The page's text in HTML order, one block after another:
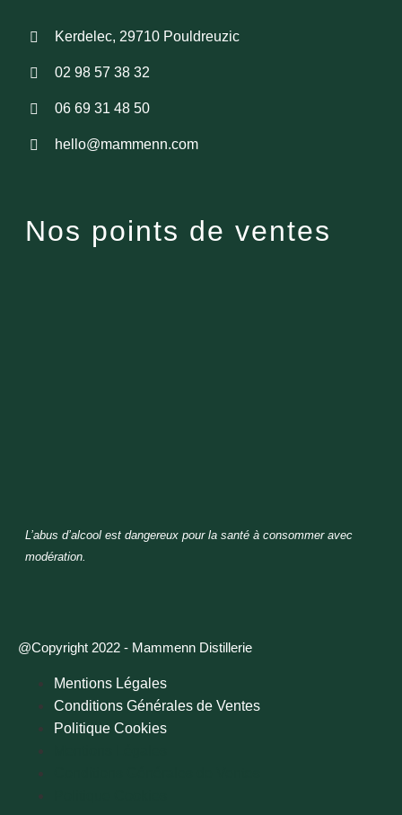
Kerdelec, 29710 Pouldreuzic
02 98 57 38 32
06 69 31 48 50
hello@mammenn.com
Nos points de ventes
L’abus d’alcool est dangereux pour la santé à consommer avec
modération.
@Copyright 2022 - Mammenn Distillerie
Mentions Légales
Conditions Générales de Ventes
Politique Cookies